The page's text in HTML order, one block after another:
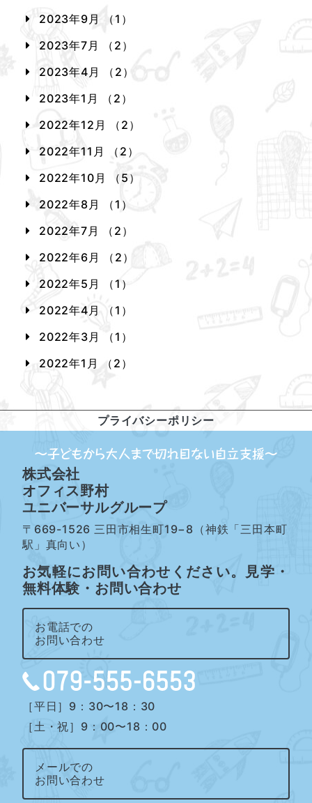
2023年9月 （1）
2023年7月 （2）
2023年4月 （2）
2023年1月 （2）
2022年12月 （2）
2022年11月 （2）
2022年10月 （5）
2022年8月 （1）
2022年7月 （2）
2022年6月 （2）
2022年5月 （1）
2022年4月 （1）
2022年3月 （1）
2022年1月 （2）
プライバシーポリシー
株式会社
オフィス野村
ユニバーサルグループ
〒669-1526 三田市相生町19−8（神鉄「三田本町
駅」真向い）
お気軽にお問い合わせください。見学・
無料体験・お問い合わせ
お電話での
お問い合わせ
［平日］9：30〜18：30
［土・祝］9：00〜18：00
メールでの
お問い合わせ